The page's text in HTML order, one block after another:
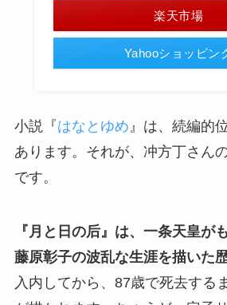
楽天市場
Yahooショッピン
小説『はなとゆめ 』は、続編的
あります。それが、冲方丁さん
です。
『月と日の后』は、一条天皇が
藤原彰子の波乱な生涯を描いた歴
入内してから、87歳で死去する